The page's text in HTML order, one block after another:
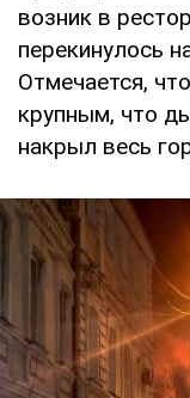
возник в
перекинулось
Отмечается,
крупным, что
накрыл весь